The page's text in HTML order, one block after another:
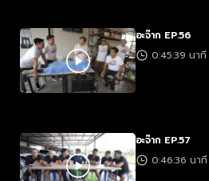
อะจ๊าก EP.56
0:45:39 นาที
อะจ๊าก EP.57
0:46:36 นาที